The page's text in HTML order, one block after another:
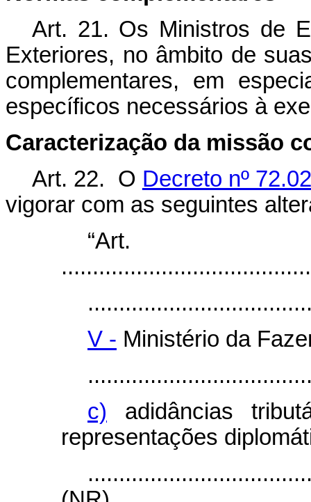
Art. 21. Os Ministros de
Exteriores, no âmbito de
complementares, em
específicos necessários à
Caracterização da missão
Art. 22. O Decreto nº
vigorar com as seguintes
V - Ministério da
c) adidâncias
representações